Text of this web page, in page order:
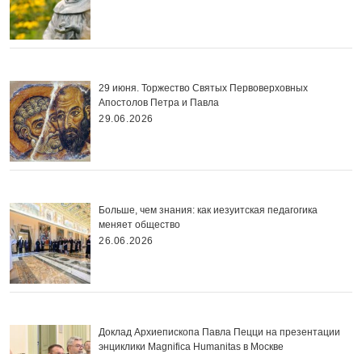
29 июня. Торжество Святых Первоверховных
Апостолов Петра и Павла
29.06.2026
Больше, чем знания: как иезуитская педагогика
меняет общество
26.06.2026
Доклад Архиепископа Павла Пецци на презентации
энциклики Magnifica Нumanitas в Москве